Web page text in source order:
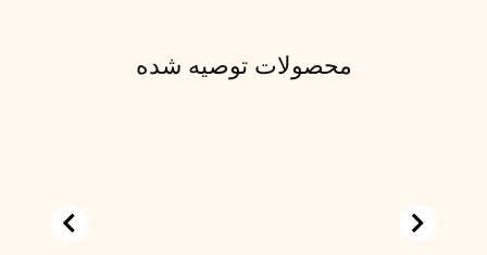
محصولات توصیه شده